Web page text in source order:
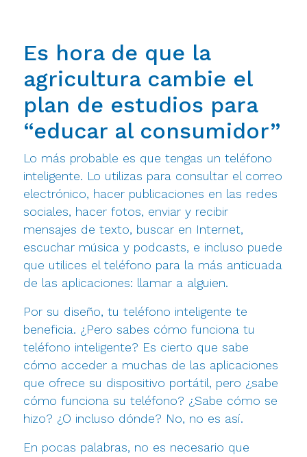
Es hora de que la
agricultura cambie el
plan de estudios para
“educar al consumidor”
Lo más probable es que tengas un teléfono
inteligente. Lo utilizas para consultar el correo
electrónico, hacer publicaciones en las redes
sociales, hacer fotos, enviar y recibir
mensajes de texto, buscar en Internet,
escuchar música y podcasts, e incluso puede
que utilices el teléfono para la más anticuada
de las aplicaciones: llamar a alguien.
Por su diseño, tu teléfono inteligente te
beneficia. ¿Pero sabes cómo funciona tu
teléfono inteligente? Es cierto que sabe
cómo acceder a muchas de las aplicaciones
que ofrece su dispositivo portátil, pero ¿sabe
cómo funciona su teléfono? ¿Sabe cómo se
hizo? ¿O incluso dónde? No, no es así.
En pocas palabras, no es necesario que